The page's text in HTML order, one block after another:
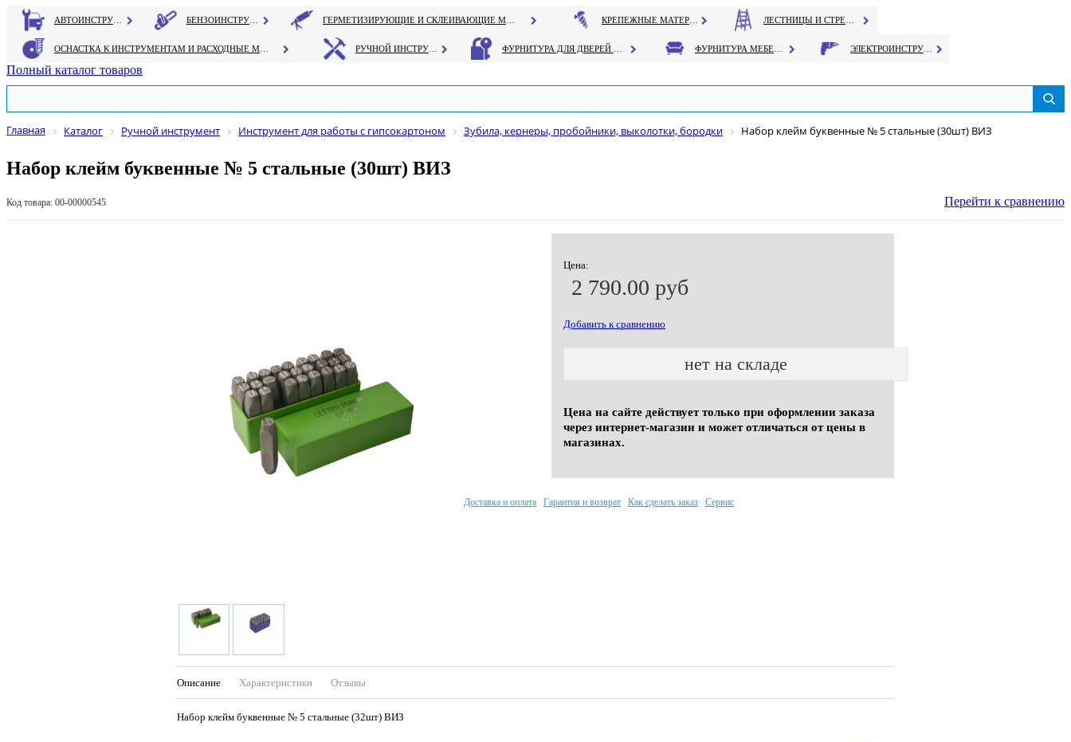
Полный каталог товаров
Главная Каталог Ручной инструмент Инструмент для работы с гипсокартоном Зубила, кернеры, пробойники, выколотки, бородки Набор клейм буквенные № 5 стальные (30шт) ВИЗ
Набор клейм буквенные № 5 стальные (30шт) ВИЗ
Код товара: 00-00000545 Перейти к сравнению
Цена:
2 790.00 руб
Добавить к сравнению
нет на складе
Цена на сайте действует только при оформлении заказа
через интернет-магазин и может отличаться от цены в
магазинах.
Описание Характеристики Отзывы
Набор клейм буквенные № 5 стальные (32шт) ВИЗ
Доставка и оплата Гарантия и возврат Как сделать заказ Сервис